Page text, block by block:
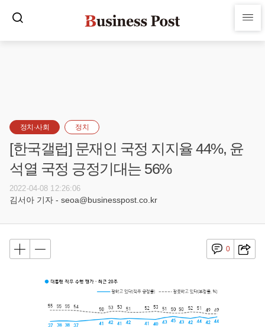
정치·사회 정치
[한국갤럽] 문재인 국정 지지율 44%, 윤
석열 국정 긍정기대는 56%
2022-04-08 12:26:06
김서아 기자 - seoa@businesspost.co.kr
0